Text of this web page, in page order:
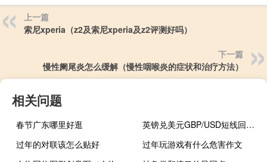
上一篇
索尼xperia（z2及索尼xperia及z2评测好吗）
下一篇
慢性阑尾炎怎么缓解（慢性咽喉炎的症状和治疗方法）
相关问题
春节广东哪里好逛
英镑兑美元GBP/USD短线回升逾20点现报1.2272
过年的对联该怎么贴好
过年玩游戏有什么危害作文